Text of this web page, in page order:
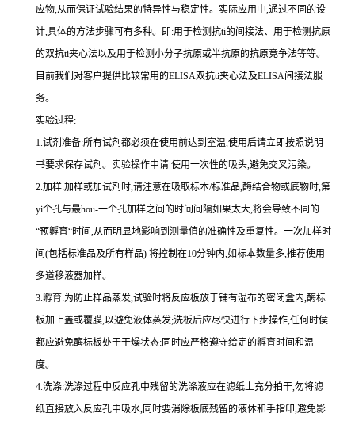
应物,从而保证试验结果的特异性与稳定性。实际应用中,通过不同的设
计,具体的方法步骤可有多种。即:用于检测抗ti的间接法、用于检测抗原
的双抗ti夹心法以及用于检测小分子抗原或半抗原的抗原竞争法等等。
目前我们对客户提供比较常用的ELISA双抗ti夹心法及ELISA间接法服
务。
实验过程:
1.试剂准备:所有试剂都必须在使用前达到室温,使用后请立即按照说明
书要求保存试剂。实验操作中请 使用一次性的吸头,避免交叉污染。
2.加样:加样或加试剂时,请注意在吸取标本/标准品,酶结合物或底物时,第
yi个孔与最hou-一个孔加样之间的时间间隔如果太大,将会导致不同的
“预孵育“时间 ,从而明显地影响到测量值的准确性及重复性。 一次加样时
间 (包括标准品及所有样品) 将控制在10分钟内,如标本数量多,推荐使用
多道移液器加样。
3.孵育:为防止样品蒸发,试验时将反应板放于铺有湿布的密闭盒内,酶标
板加上盖或覆膜,以避免液体蒸发;洗板后应尽快进行下步操作,任何时侯
都应避免酶标板处于干燥状态: 同时应严格遵守给定的孵育时间和温
度。
4.洗涤:洗涤过程中反应孔中残留的洗涤液应在滤纸上充分拍干,勿将滤
纸直接放入反应孔中吸水,同时要消除板底残留的液体和手指印,避免影